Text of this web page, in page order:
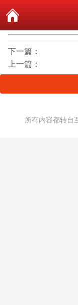
下一篇：
上一篇：
所有内容都转自